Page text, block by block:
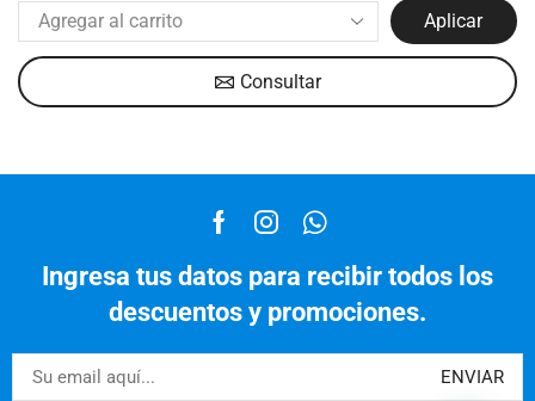
Aplicar
Consultar
Ingresa tus datos para recibir todos los
descuentos y promociones.